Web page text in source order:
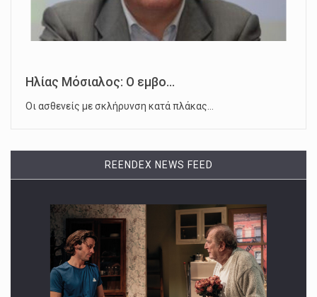
Ηλίας Μόσιαλος: Ο εμβο...
Οι ασθενείς με σκλήρυνση κατά πλάκας…
REENDEX NEWS FEED